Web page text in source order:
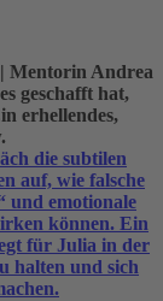
Mentorin Andrea
geschafft hat,
erhellendes,
die subtilen
auf, wie falsche
und emotionale
können. Ein
für Julia in der
halten und sich